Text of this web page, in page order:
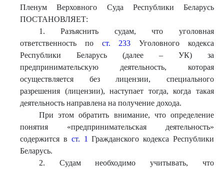
Пленум Верховного Суда Республики Беларусь
ПОСТАНОВЛЯЕТ:
1. Разъяснить судам, что уголовная
ответственность по ст. 233 Уголовного кодекса
Республики Беларусь (далее – УК) за
предпринимательскую деятельность, которая
осуществляется без лицензии, специального
разрешения (лицензии), наступает тогда, когда такая
деятельность направлена на получение дохода.
При этом обратить внимание, что определение
понятия «предпринимательская деятельность»
содержится в ст. 1 Гражданского кодекса Республики
Беларусь.
2. Судам необходимо учитывать, что